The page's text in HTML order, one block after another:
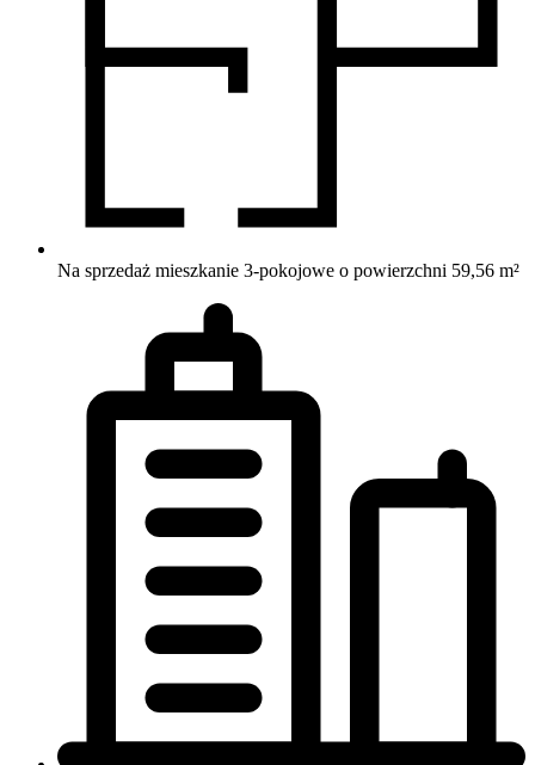
Na sprzedaż mieszkanie 3-pokojowe o powierzchni 59,56 m²